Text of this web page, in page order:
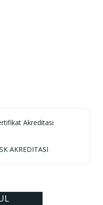
Akreditasi
SK AKREDITASI